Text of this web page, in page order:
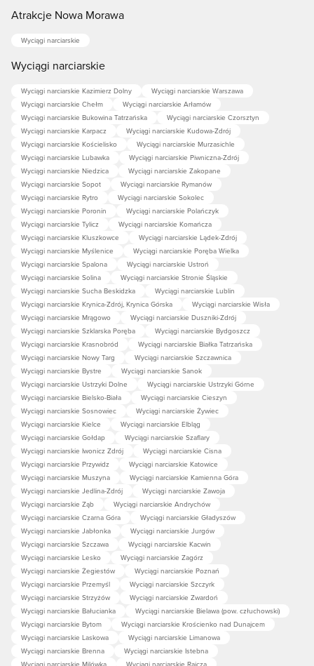
Atrakcje Nowa Morawa
Wyciągi narciarskie
Wyciągi narciarskie
Wyciągi narciarskie Kazimierz Dolny
Wyciągi narciarskie Warszawa
Wyciągi narciarskie Chełm
Wyciągi narciarskie Arłamów
Wyciągi narciarskie Bukowina Tatrzańska
Wyciągi narciarskie Czorsztyn
Wyciągi narciarskie Karpacz
Wyciągi narciarskie Kudowa-Zdrój
Wyciągi narciarskie Kościelisko
Wyciągi narciarskie Murzasichle
Wyciągi narciarskie Lubawka
Wyciągi narciarskie Piwniczna-Zdrój
Wyciągi narciarskie Niedzica
Wyciągi narciarskie Zakopane
Wyciągi narciarskie Sopot
Wyciągi narciarskie Rymanów
Wyciągi narciarskie Rytro
Wyciągi narciarskie Sokolec
Wyciągi narciarskie Poronin
Wyciągi narciarskie Polańczyk
Wyciągi narciarskie Tylicz
Wyciągi narciarskie Komańcza
Wyciągi narciarskie Kluszkowce
Wyciągi narciarskie Lądek-Zdrój
Wyciągi narciarskie Myślenice
Wyciągi narciarskie Poręba Wielka
Wyciągi narciarskie Spalona
Wyciągi narciarskie Ustroń
Wyciągi narciarskie Solina
Wyciągi narciarskie Stronie Śląskie
Wyciągi narciarskie Sucha Beskidzka
Wyciągi narciarskie Lublin
Wyciągi narciarskie Krynica-Zdrój, Krynica Górska
Wyciągi narciarskie Wisła
Wyciągi narciarskie Mrągowo
Wyciągi narciarskie Duszniki-Zdrój
Wyciągi narciarskie Szklarska Poręba
Wyciągi narciarskie Bydgoszcz
Wyciągi narciarskie Krasnobród
Wyciągi narciarskie Białka Tatrzańska
Wyciągi narciarskie Nowy Targ
Wyciągi narciarskie Szczawnica
Wyciągi narciarskie Bystre
Wyciągi narciarskie Sanok
Wyciągi narciarskie Ustrzyki Dolne
Wyciągi narciarskie Ustrzyki Górne
Wyciągi narciarskie Bielsko-Biała
Wyciągi narciarskie Cieszyn
Wyciągi narciarskie Sosnowiec
Wyciągi narciarskie Żywiec
Wyciągi narciarskie Kielce
Wyciągi narciarskie Elbląg
Wyciągi narciarskie Gołdap
Wyciągi narciarskie Szaflary
Wyciągi narciarskie Iwonicz Zdrój
Wyciągi narciarskie Cisna
Wyciągi narciarskie Przywidz
Wyciągi narciarskie Katowice
Wyciągi narciarskie Muszyna
Wyciągi narciarskie Kamienna Góra
Wyciągi narciarskie Jedlina-Zdrój
Wyciągi narciarskie Zawoja
Wyciągi narciarskie Ząb
Wyciągi narciarskie Andrychów
Wyciągi narciarskie Czarna Góra
Wyciągi narciarskie Gładyszów
Wyciągi narciarskie Jabłonka
Wyciągi narciarskie Jurgów
Wyciągi narciarskie Szczawa
Wyciągi narciarskie Kacwin
Wyciągi narciarskie Lesko
Wyciągi narciarskie Zagórz
Wyciągi narciarskie Żegiestów
Wyciągi narciarskie Poznań
Wyciągi narciarskie Przemyśl
Wyciągi narciarskie Szczyrk
Wyciągi narciarskie Strzyżów
Wyciągi narciarskie Zwardoń
Wyciągi narciarskie Bałucianka
Wyciągi narciarskie Bielawa (pow. człuchowski)
Wyciągi narciarskie Bytom
Wyciągi narciarskie Krościenko nad Dunajcem
Wyciągi narciarskie Laskowa
Wyciągi narciarskie Limanowa
Wyciągi narciarskie Brenna
Wyciągi narciarskie Istebna
Wyciągi narciarskie Milówka
Wyciągi narciarskie Rajcza